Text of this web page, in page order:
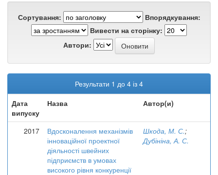
Сортування:
Впорядкування:
Вивести на сторінку:
Автори:
Результати 1 до 4 із 4
Дата
випуску
Назва Автор(и)
2017
Вдосконалення механізмів
інноваційної проектної
діяльності швейних
підприємств в умовах
високого рівня конкуренції
Шкода, М. С.;
Дубініна, А. С.